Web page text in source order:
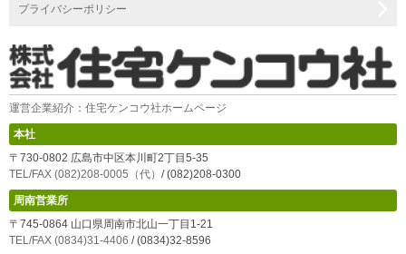
プライバシーポリシー
運営企業紹介：住宅ケンコウ社ホームページ
本社
〒730-0802 広島市中区本川町2丁目5-35
TEL/FAX (082)208-0005（代） / (082)208-0300
周南営業所
〒745-0864 山口県周南市北山一丁目1-21
TEL/FAX (0834)31-4406 / (0834)32-8596